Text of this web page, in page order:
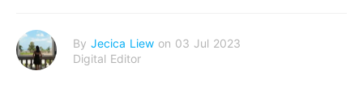
By Jecica Liew on 03 Jul 2023
Digital Editor